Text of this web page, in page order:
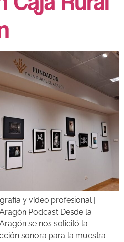
y vídeo profesional |
Podcast Desde la
se nos solicitó la
sonora para la muestra